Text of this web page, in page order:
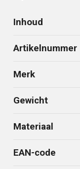
Inhoud
Artikelnummer
Merk
Gewicht
Materiaal
EAN-code